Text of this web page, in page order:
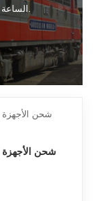
الساعة طوال أيام الأسبوع عبر البريد الإلكتروني أو الهاتف.